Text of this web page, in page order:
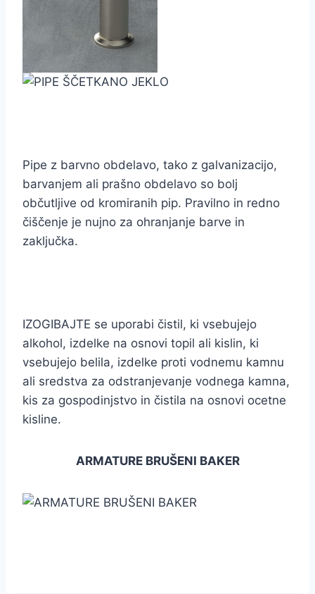
Pipe z barvno obdelavo, tako z galvanizacijo,
barvanjem ali prašno obdelavo so bolj
občutljive od kromiranih pip. Pravilno in redno
čiščenje je nujno za ohranjanje barve in
zaključka.
IZOGIBAJTE se uporabi čistil, ki vsebujejo
alkohol, izdelke na osnovi topil ali kislin, ki
vsebujejo belila, izdelke proti vodnemu kamnu
ali sredstva za odstranjevanje vodnega kamna,
kis za gospodinjstvo in čistila na osnovi ocetne
kisline.
ARMATURE BRUŠENI BAKER